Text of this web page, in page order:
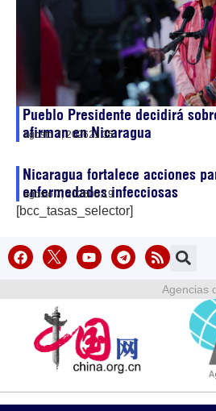
Pueblo Presidente decidirá
afirman en Nicaragua
agosto 7, 202621:35
Nicaragua fortalece acciones
enfermedades infecciosas
agosto 7, 202606:19
[bcc_tasas_selector]
Agencias